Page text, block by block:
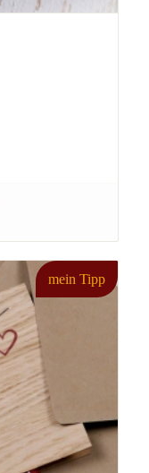
mein Tipp